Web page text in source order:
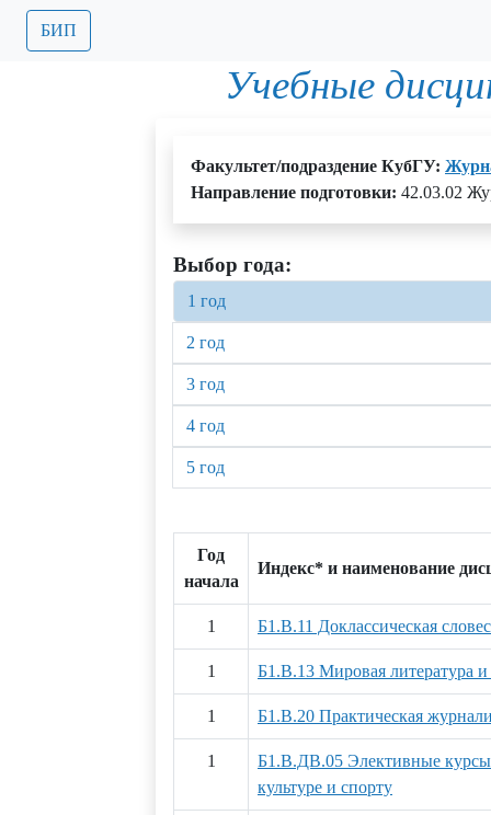
БИП
Учебные
Факультет/подраздение КубГУ:
Направление подготовки: 42.03.02
Выбор года:
1 год
2 год
3 год
4 год
5 год
Год
начала
Индекс* и наименование
1 Б1.В.11 Доклассическая
1 Б1.В.13 Мировая литература
1 Б1.В.20 Практическая
1
Б1.В.ДВ.05 Элективные курсы
культуре и спорту